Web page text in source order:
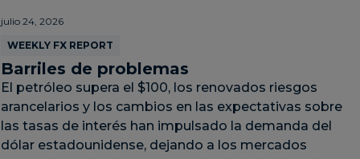
julio 24, 2026
WEEKLY FX REPORT
Barriles de problemas
El petróleo supera el $100, los renovados riesgos
arancelarios y los cambios en las expectativas sobre
las tasas de interés han impulsado la demanda del
dólar estadounidense, dejando a los mercados